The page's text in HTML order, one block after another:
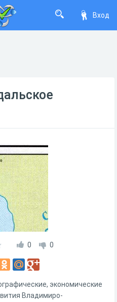
Вход
0 0
экономические
Владимиро-